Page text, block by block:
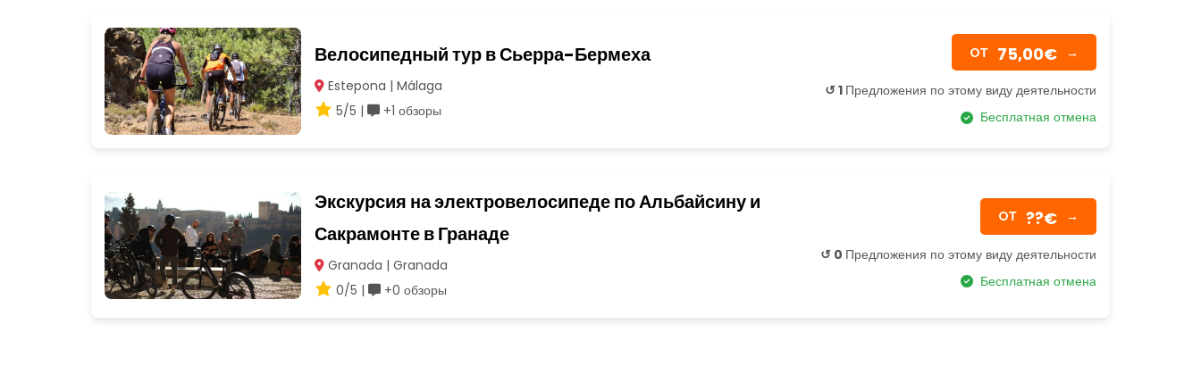
Велосипедный тур в Сьерра-Бермеха
Estepona | Málaga
5/5 |
+1 обзоры
OТ 75,00€ →
↺ 1 Предложения по этому виду деятельности
Бесплатная отмена
Экскурсия на электровелосипеде по Альбайсину и
Сакрамонте в Гранаде
Granada | Granada
0/5 |
+0 обзоры
OТ ??€ →
↺ 0 Предложения по этому виду деятельности
Бесплатная отмена